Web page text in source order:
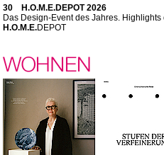
30 H.O.M.E.DEPOT 2026
Das Design-Event des Jahres. Highlights
H.O.M.E.DEPOT